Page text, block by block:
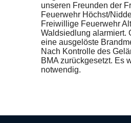
unseren Freunden der
Feuerwehr Höchst/
Freiwillige Feuerwehr
Waldsiedlung alarmiert.
eine ausgelöste
Nach Kontrolle des
BMA zurückgesetzt. Es
notwendig.